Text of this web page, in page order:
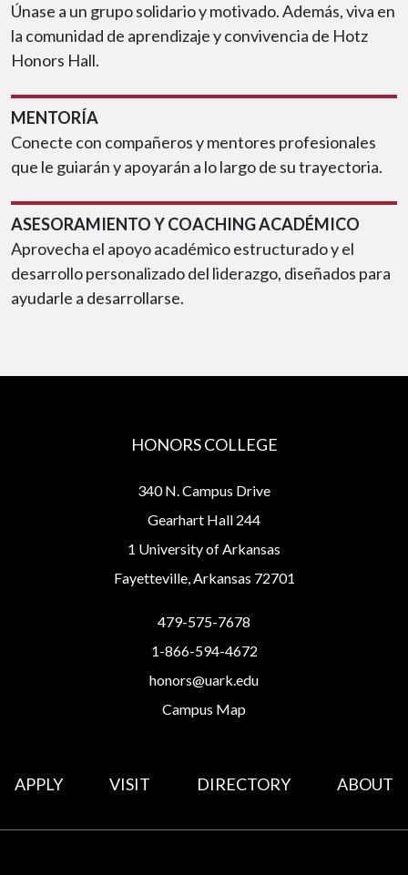
Únase a un grupo solidario y motivado. Además, viva en
la comunidad de aprendizaje y convivencia de Hotz
Honors Hall.
MENTORÍA
Conecte con compañeros y mentores profesionales
que le guiarán y apoyarán a lo largo de su trayectoria.
ASESORAMIENTO Y COACHING ACADÉMICO
Aprovecha el apoyo académico estructurado y el
desarrollo personalizado del liderazgo, diseñados para
ayudarle a desarrollarse.
HONORS COLLEGE
340 N. Campus Drive
Gearhart Hall 244
1 University of Arkansas
Fayetteville, Arkansas 72701
479-575-7678
1-866-594-4672
honors@uark.edu
Campus Map
APPLY VISIT DIRECTORY ABOUT